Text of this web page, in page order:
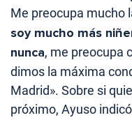
Me preocupa mucho
soy mucho más
nunca, me preocupa
dimos la máxima
Madrid». Sobre si
próximo, Ayuso